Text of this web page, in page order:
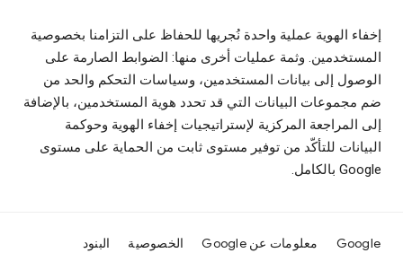
إخفاء الهوية عملية واحدة نُجريها للحفاظ على التزامنا بخصوصية
المستخدمين. وثمة عمليات أخرى منها: الضوابط الصارمة على
الوصول إلى بيانات المستخدمين، وسياسات التحكم والحد من
ضم مجموعات البيانات التي قد تحدد هوية المستخدمين، بالإضافة
إلى المراجعة المركزية لإستراتيجيات إخفاء الهوية وحوكمة
البيانات للتأكّد من توفير مستوى ثابت من الحماية على مستوى
Google بالكامل.
Google معلومات عن Google الخصوصية البنود